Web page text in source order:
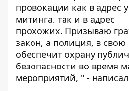
провокации как в адрес
митинга, так и в адрес
прохожих. Призываю
закон, а полиция, в свою
обеспечит охрану
безопасности во время
мероприятий, " -